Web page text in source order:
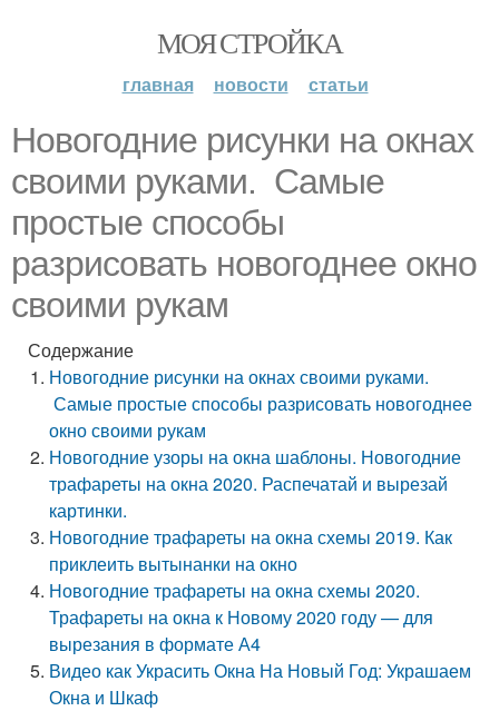
МОЯ СТРОЙКА
главная новости статьи
Новогодние рисунки на окнах
своими руками. Самые
простые способы
разрисовать новогоднее окно
своими рукам
Содержание
Новогодние рисунки на окнах своими руками.
Самые простые способы разрисовать новогоднее
окно своими рукам
Новогодние узоры на окна шаблоны. Новогодние
трафареты на окна 2020. Распечатай и вырезай
картинки.
Новогодние трафареты на окна схемы 2019. Как
приклеить вытынанки на окно
Новогодние трафареты на окна схемы 2020.
Трафареты на окна к Новому 2020 году — для
вырезания в формате А4
Видео как Украсить Окна На Новый Год: Украшаем
Окна и Шкаф